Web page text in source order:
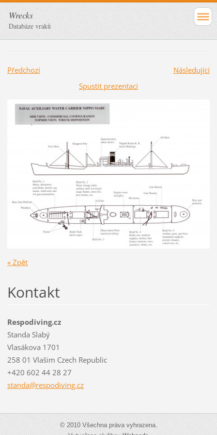
Wrecks
Databáze vraků
Předchozí
Následující
Spustit prezentaci
« Zpět
Kontakt
Respodiving.cz
Standa Slabý
Vlasákova 1701
258 01 Vlašim Czech Republic
+420 602 44 28 27
standa@respodiving.cz
© 2010 Všechna práva vyhrazena.